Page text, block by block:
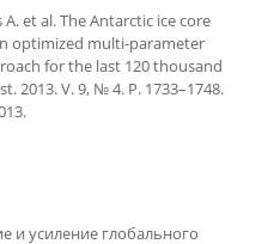
A. et al. The Antarctic ice core
optimized multi-parameter
for the last 120 thousand
2013. V. 9, № 4. P. 1733–1748.
и усиление глобального